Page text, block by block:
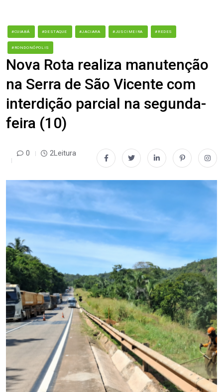
#CUIABÁ #DESTAQUE #JACIARA #JUSCIMEIRA #REDES
#RONDONÓPOLIS
Nova Rota realiza manutenção
na Serra de São Vicente com
interdição parcial na segunda-
feira (10)
0 2Leitura